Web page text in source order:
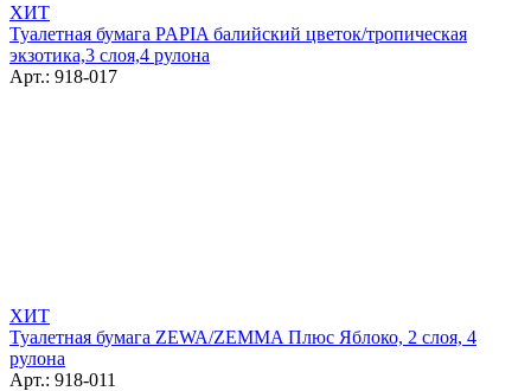
ХИТ
Туалетная бумага PAPIA балийский цветок/тропическая
экзотика,3 слоя,4 рулона
Арт.: 918-017
ХИТ
Туалетная бумага ZEWA/ZEMMA Плюс Яблоко, 2 слоя, 4
рулона
Арт.: 918-011